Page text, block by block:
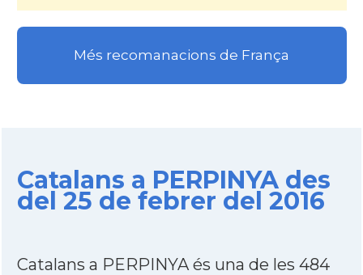
Més recomanacions de França
Catalans a PERPINYA des
del 25 de febrer del 2016
Catalans a PERPINYA és una de les 484